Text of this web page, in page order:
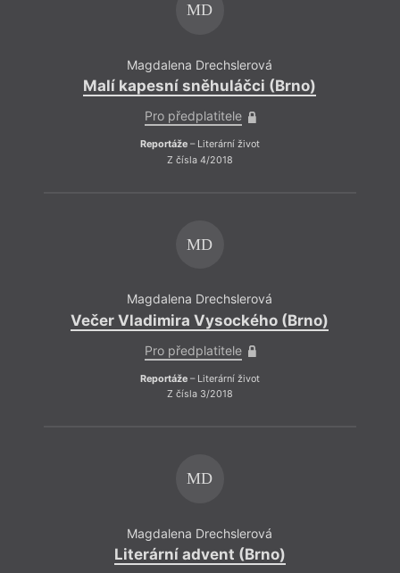
MD
Magdalena Drechslerová
Malí kapesní sněhuláčci (Brno)
Pro předplatitele
Reportáže– Literární život
Z čísla 4/2018
MD
Magdalena Drechslerová
Večer Vladimira Vysockého (Brno)
Pro předplatitele
Reportáže– Literární život
Z čísla 3/2018
MD
Magdalena Drechslerová
Literární advent (Brno)